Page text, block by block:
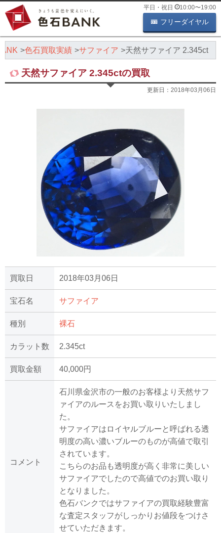
平日・祝日 10:00〜19:00
フリーダイヤル
色石買取実績 サファイア 天然サファイア 2.345ct
天然サファイア 2.345ctの買取
更新日： 2018年03月06日
買取日 2018年03月06日
宝石名 サファイア
種別 裸石
カラット数 2.345ct
買取金額 40,000円
コメント
石川県金沢市の一般のお客様より天然サフ
ァイアのルースをお買い取りいたしまし
た。
サファイアはロイヤルブルーと呼ばれる透
明度の高い濃いブルーのものが高値で取引
されています。
こちらのお品も透明度が高く非常に美しい
サファイアでしたので高値でのお買い取り
となりました。
色石バンクではサファイアの買取経験豊富
な査定スタッフがしっかりお値段をつけさ
せていただきます。